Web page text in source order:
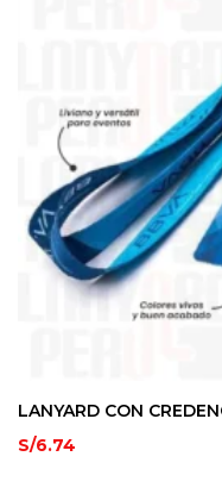
LANYARD CON
S/6.74